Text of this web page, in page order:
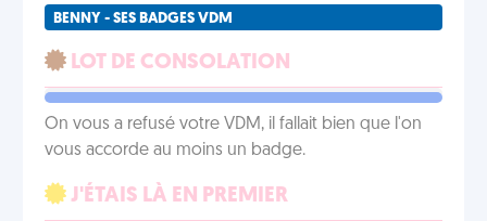
BENNY - SES BADGES VDM
LOT DE CONSOLATION
On vous a refusé votre VDM, il fallait bien que l'on
vous accorde au moins un badge.
J'ÉTAIS LÀ EN PREMIER